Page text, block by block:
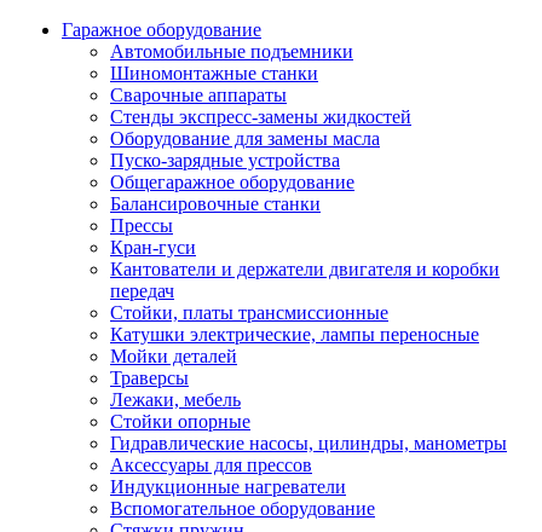
Гаражное оборудование
Автомобильные подъемники
Шиномонтажные станки
Сварочные аппараты
Стенды экспресс-замены жидкостей
Оборудование для замены масла
Пуско-зарядные устройства
Общегаражное оборудование
Балансировочные станки
Прессы
Кран-гуси
Кантователи и держатели двигателя и коробки
передач
Стойки, платы трансмиссионные
Катушки электрические, лампы переносные
Мойки деталей
Траверсы
Лежаки, мебель
Стойки опорные
Гидравлические насосы, цилиндры, манометры
Аксессуары для прессов
Индукционные нагреватели
Вспомогательное оборудование